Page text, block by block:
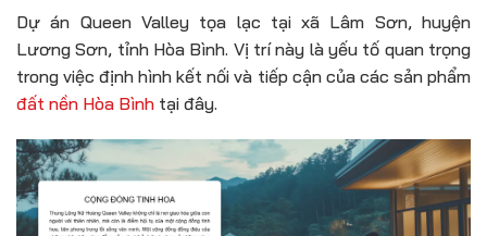
Dự án Queen Valley tọa lạc tại xã Lâm Sơn, huyện
Lương Sơn, tỉnh Hòa Bình. Vị trí này là yếu tố quan trọng
trong việc định hình kết nối và tiếp cận của các sản phẩm
đất nền Hòa Bình tại đây.